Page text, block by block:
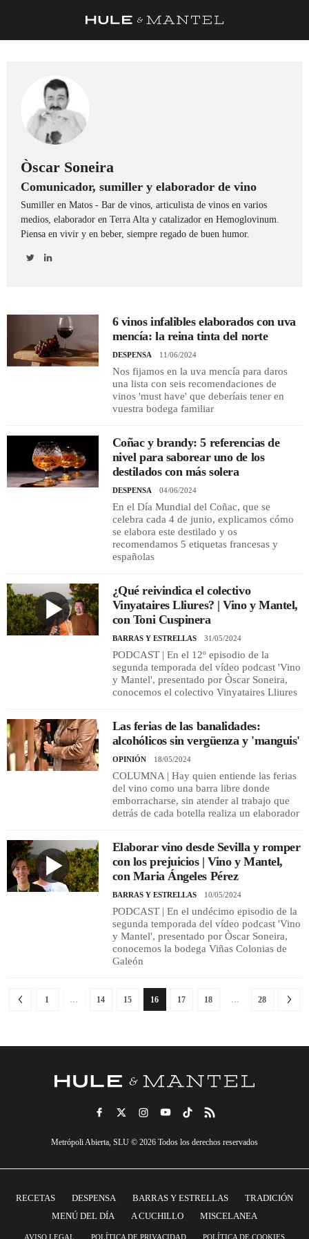
TRUCOS
DESPENSA
BARRAS Y ESTRELLAS
DÓNDE COMER
ÍDOLOS DE MESAS
CUADERNO DE VIAJE
INICIAR SESIÓN
Òscar Soneira
Comunicador, sumiller y elaborador de vino
Sumiller en Matos - Bar de vinos, articulista de vinos en varios
medios, elaborador en Terra Alta y catalizador en Hemoglovinum.
Piensa en vivir y en beber, siempre regado de buen humor.
6 vinos infalibles elaborados con uva
mencía: la reina tinta del norte
DESPENSA 11/06/2024
Nos fijamos en la uva mencía para daros
una lista con seis recomendaciones de
vinos 'must have' que deberíais tener en
vuestra bodega familiar
Coñac y brandy: 5 referencias de
nivel para saborear uno de los
destilados con más solera
DESPENSA 04/06/2024
En el Día Mundial del Coñac, que se
celebra cada 4 de junio, explicamos cómo
se elabora este destilado y os
recomendamos 5 etiquetas francesas y
españolas
¿Qué reivindica el colectivo
Vinyataires Lliures? | Vino y Mantel,
con Toni Cuspinera
BARRAS Y ESTRELLAS 31/05/2024
PODCAST | En el 12º episodio de la
segunda temporada del vídeo podcast 'Vino
y Mantel', presentado por Òscar Soneira,
conocemos el colectivo Vinyataires Lliures
Las ferias de las banalidades:
alcohólicos sin vergüenza y 'manguis'
OPINIÓN 18/05/2024
COLUMNA | Hay quien entiende las ferias
del vino como una barra libre donde
emborracharse, sin atender al trabajo que
detrás de cada botella realiza un elaborador
Elaborar vino desde Sevilla y romper
con los prejuicios | Vino y Mantel,
con Maria Ángeles Pérez
BARRAS Y ESTRELLAS 10/05/2024
PODCAST | En el undécimo episodio de la
segunda temporada del vídeo podcast 'Vino
y Mantel', presentado por Òscar Soneira,
conocemos la bodega Viñas Colonias de
Galeón
1 … 14 15 16 17 18 … 28
Metrópoli Abierta, SLU © 2026 Todos los derechos reservados
RECETAS DESPENSA BARRAS Y ESTRELLAS
TRADICIÓN
MENÚ DEL DÍA
A CUCHILLO MISCELANEA
AVISO LEGAL POLÍTICA DE PRIVACIDAD POLÍTICA DE COOKIES